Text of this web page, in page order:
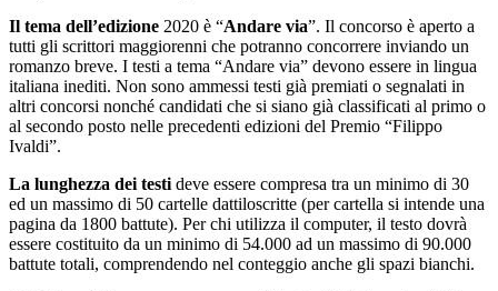
Il tema dell’edizione 2020 è “Andare via”. Il concorso è aperto a
tutti gli scrittori maggiorenni che potranno concorrere inviando un
romanzo breve. I testi a tema “Andare via” devono essere in lingua
italiana inediti. Non sono ammessi testi già premiati o segnalati in
altri concorsi nonché candidati che si siano già classificati al primo o
al secondo posto nelle precedenti edizioni del Premio “Filippo
Ivaldi”.
La lunghezza dei testideve essere compresa tra un minimo di 30
ed un massimo di 50 cartelle dattiloscritte (per cartella si intende una
pagina da 1800 battute). Per chi utilizza il computer, il testo dovrà
essere costituito da un minimo di 54.000 ad un massimo di 90.000
battute totali, comprendendo nel conteggio anche gli spazi bianchi.